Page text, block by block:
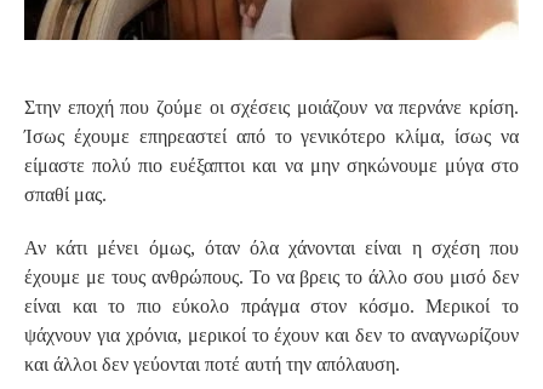
Στην εποχή που ζούμε οι σχέσεις μοιάζουν να περνάνε κρίση.
Ίσως έχουμε επηρεαστεί από το γενικότερο κλίμα, ίσως να
είμαστε πολύ πιο ευέξαπτοι και να μην σηκώνουμε μύγα στο
σπαθί μας.
Αν κάτι μένει όμως, όταν όλα χάνονται είναι η σχέση που
έχουμε με τους ανθρώπους. Το να βρεις το άλλο σου μισό δεν
είναι και το πιο εύκολο πράγμα στον κόσμο. Μερικοί το
ψάχνουν για χρόνια, μερικοί το έχουν και δεν το αναγνωρίζουν
και άλλοι δεν γεύονται ποτέ αυτή την απόλαυση.